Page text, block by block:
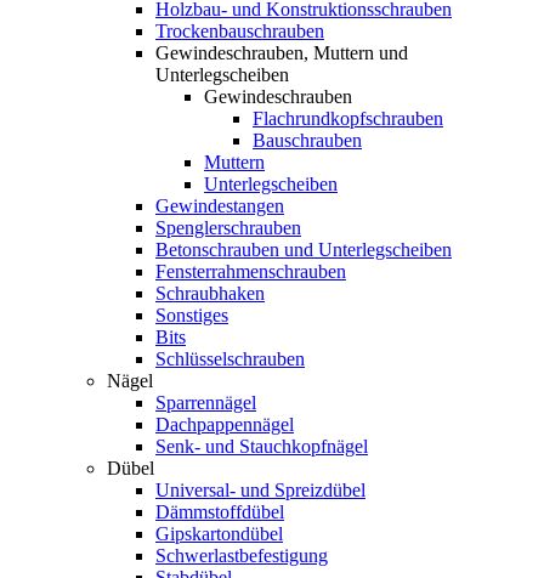
Holzbau- und Konstruktionsschrauben
Trockenbauschrauben
Gewindeschrauben, Muttern und
Unterlegscheiben
Gewindeschrauben
Flachrundkopfschrauben
Bauschrauben
Muttern
Unterlegscheiben
Gewindestangen
Spenglerschrauben
Betonschrauben und Unterlegscheiben
Fensterrahmenschrauben
Schraubhaken
Sonstiges
Bits
Schlüsselschrauben
Nägel
Sparrennägel
Dachpappennägel
Senk- und Stauchkopfnägel
Dübel
Universal- und Spreizdübel
Dämmstoffdübel
Gipskartondübel
Schwerlastbefestigung